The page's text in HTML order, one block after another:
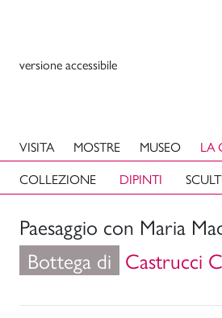
versione accessibile
VISITA MOSTRE MUSEO
LA
COLLEZIONE
DIPINTI
Paesaggio con Maria
Bottega di Castrucci